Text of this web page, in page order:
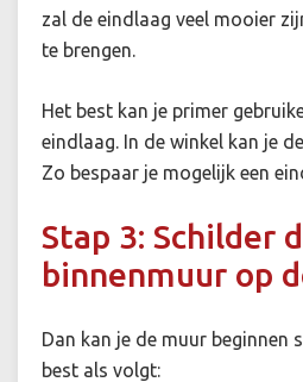
zal de eindlaag veel mooier
te brengen.
Het best kan je primer
eindlaag. In de winkel kan je
Zo bespaar je mogelijk een
Stap 3: Schilder
binnenmuur op
Dan kan je de muur beginnen
best als volgt: